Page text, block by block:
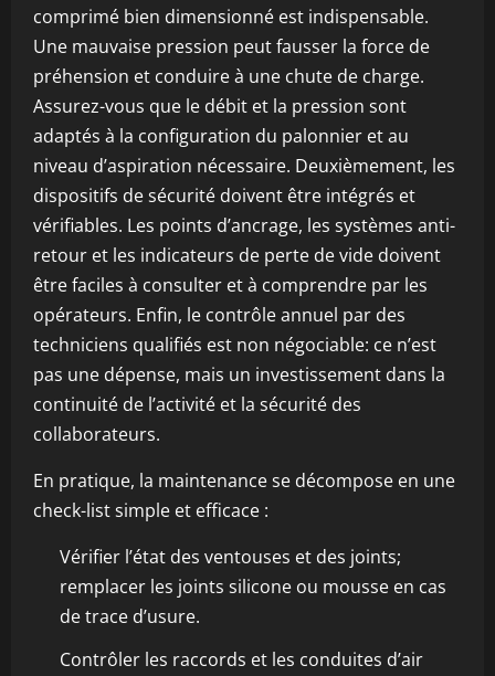
comprimé bien dimensionné est indispensable.
Une mauvaise pression peut fausser la force de
préhension et conduire à une chute de charge.
Assurez-vous que le débit et la pression sont
adaptés à la configuration du palonnier et au
niveau d’aspiration nécessaire. Deuxièmement, les
dispositifs de sécurité doivent être intégrés et
vérifiables. Les points d’ancrage, les systèmes anti-
retour et les indicateurs de perte de vide doivent
être faciles à consulter et à comprendre par les
opérateurs. Enfin, le contrôle annuel par des
techniciens qualifiés est non négociable: ce n’est
pas une dépense, mais un investissement dans la
continuité de l’activité et la sécurité des
collaborateurs.
En pratique, la maintenance se décompose en une
check-list simple et efficace :
Vérifier l’état des ventouses et des joints;
remplacer les joints silicone ou mousse en cas
de trace d’usure.
Contrôler les raccords et les conduites d’air